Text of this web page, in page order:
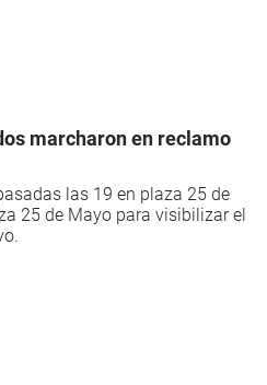
marcharon en reclamo
las 19 en plaza 25 de
25 de Mayo para visibilizar el